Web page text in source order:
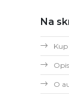
Na
Kup
O